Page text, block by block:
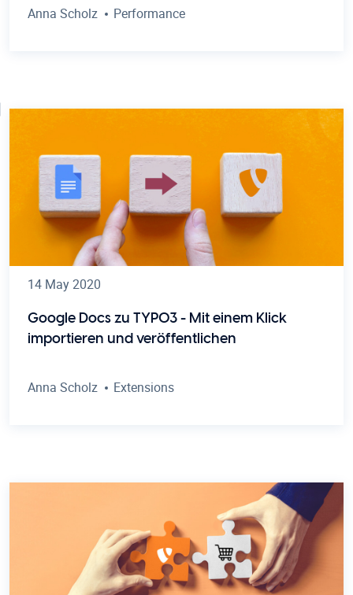
Anna Scholz Performance
14 May 2020
Google Docs zu TYPO3 - Mit einem Klick
importieren und veröffentlichen
Anna Scholz Extensions